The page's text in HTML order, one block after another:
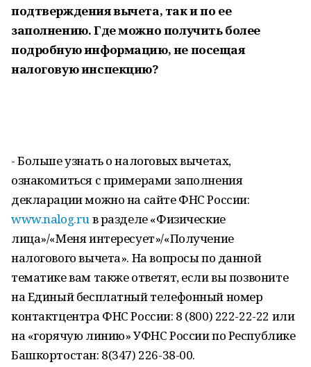
подтверждения вычета, так и по ее
заполнению. Где можно получить более
подробную информацию, не посещая
налоговую инспекцию?
- Больше узнать о налоговых вычетах,
ознакомиться с примерами заполнения
декларации можно на сайте ФНС России:
www.nalog.ruв разделе «Физические
лица»/«Меня интересует»/«Получение
налогового вычета». На вопросы по данной
тематике вам также ответят, если вы позвоните
на Единый бесплатный телефонный номер
контактцентра ФНС России: 8 (800) 222-22-22 или
на «горячую линию» УФНС России по Республике
Башкортостан: 8(347) 226-38-00.